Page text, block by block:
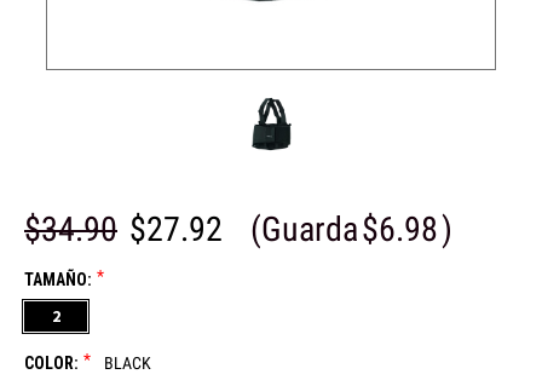
$34.90 $27.92 (Guarda$6.98)
TAMAÑO: *
2
COLOR: * BLACK